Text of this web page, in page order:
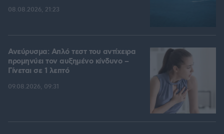
08.08.2026, 21:23
Ανεύρυσμα: Απλό τεστ του αντίχειρα
προμηνύει τον αυξημένο κίνδυνο –
Γίνεται σε 1 λεπτό
09.08.2026, 09:31